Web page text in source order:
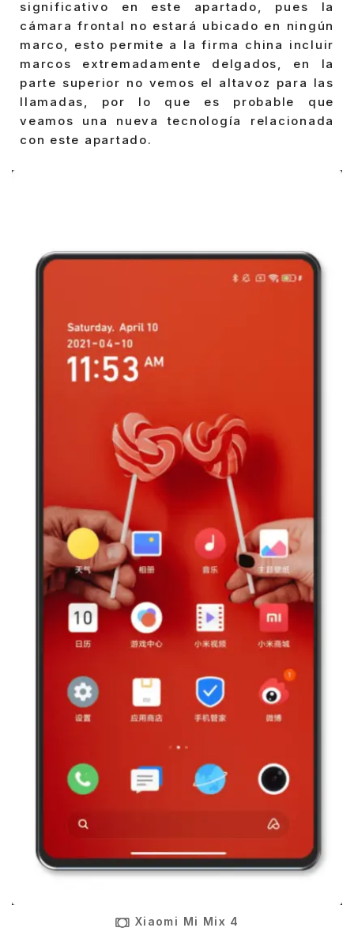
significativo en este apartado, pues la
cámara frontal no estará ubicado en ningún
marco, esto permite a la firma china incluir
marcos extremadamente delgados, en la
parte superior no vemos el altavoz para las
llamadas, por lo que es probable que
veamos una nueva tecnología relacionada
con este apartado.
Xiaomi Mi Mix 4